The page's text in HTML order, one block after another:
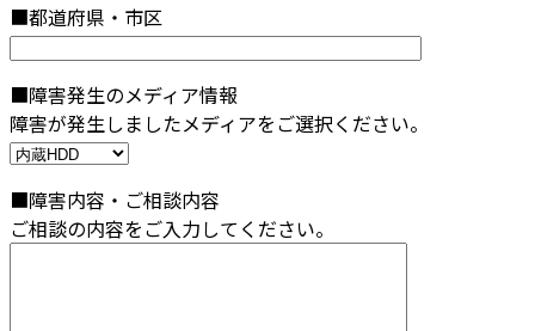
■都道府県・市区
■障害発生のメディア情報
障害が発生しましたメディアをご選択ください。
■障害内容・ご相談内容
ご相談の内容をご入力してください。